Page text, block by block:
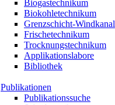
Biogastechnikum
Biokohletechnikum
Grenzschicht-Windkanal
Frischetechnikum
Trocknungstechnikum
Applikationslabore
Bibliothek
Publikationen
Publikationssuche